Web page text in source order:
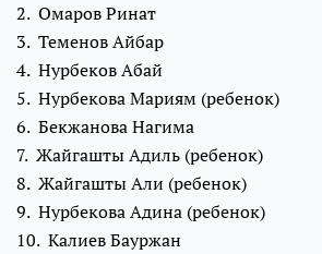
2. Омаров Ринат
3. Теменов Айбар
4. Нурбеков Абай
5. Нурбекова Мариям (ребенок)
6. Бекжанова Нагима
7. Жайгашты Адиль (ребенок)
8. Жайгашты Али (ребенок)
9. Нурбекова Адина (ребенок)
10. Калиев Бауржан